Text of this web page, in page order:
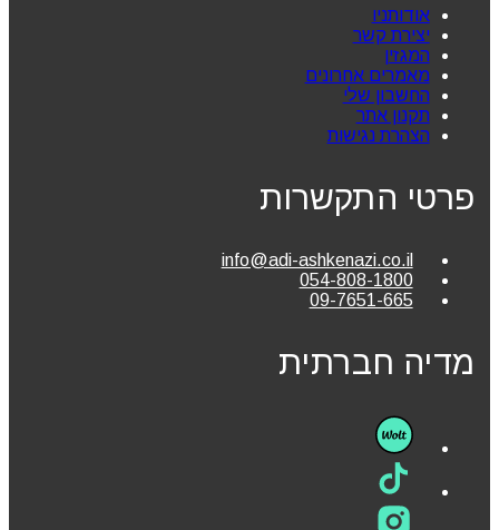
אודותניו
יצירת קשר
המגזין
מאמרים אחרונים
החשבון שלי
תקנון אתר
הצהרת נגישות
פרטי התקשרות
info@adi-ashkenazi.co.il
054-808-1800
09-7651-665
מדיה חברתית